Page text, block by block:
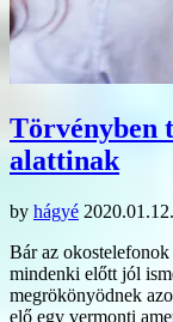
Törvényben
alattinak
by hágyé 2020.01.12.
Bár az
mindenki előtt jól
megrökönyödnek
elő egy vermonti